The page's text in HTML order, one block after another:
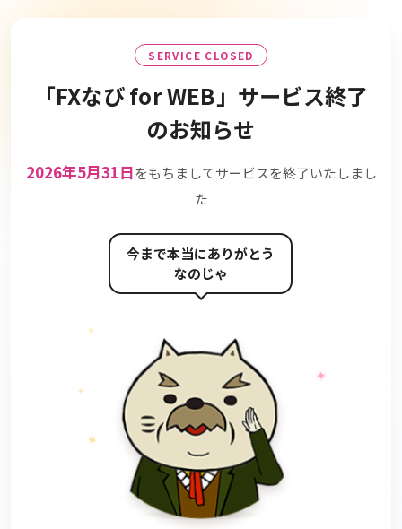
SERVICE CLOSED
「FXなび for WEB」 サービス終了
のお知らせ
2026年5月31日をもちましてサービスを終了いたしまし
た
今まで本当にありがとう
なのじゃ
✦
✦
✦
✧